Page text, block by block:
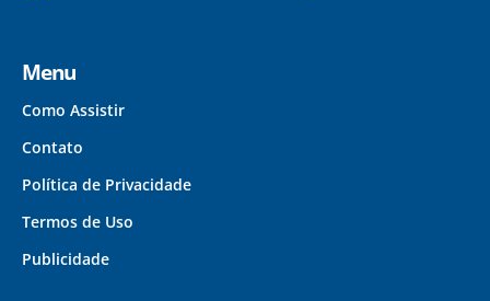
Menu
Como Assistir
Contato
Política de Privacidade
Termos de Uso
Publicidade